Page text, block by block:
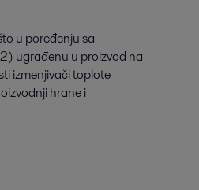
u poređenju sa
ugrađenu u proizvod na
izmenjivači toplote
hrane i